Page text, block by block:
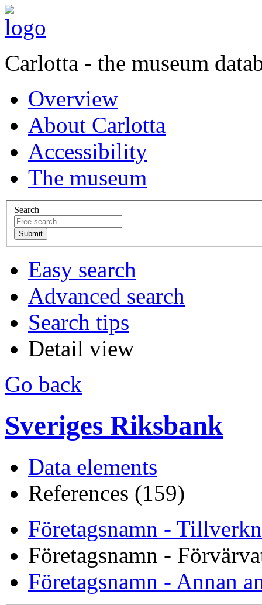
Carlotta - the museum
Overview
About Carlotta
Accessibility
The museum
Search
Easy search
Advanced search
Search tips
Detail view
Go back
Sveriges Riksbank
Data elements
References (159)
Företagsnamn -
Företagsnamn -
Företagsnamn - Annan